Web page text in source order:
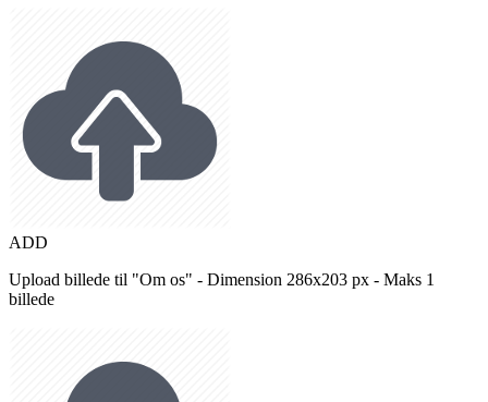
ADD
Upload billede til "Om os" - Dimension 286x203 px - Maks 1
billede